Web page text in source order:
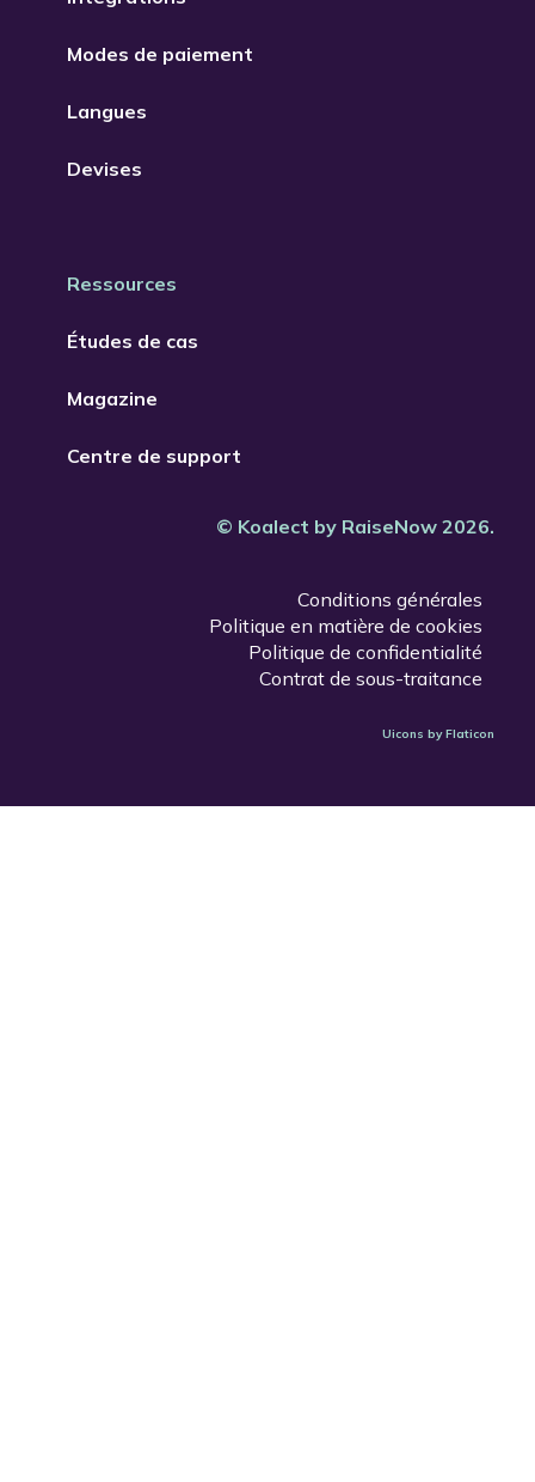
Modes de paiement
Langues
Devises
Ressources
Études de cas
Magazine
Centre de support
© Koalect by RaiseNow 2026.
Conditions générales
Politique en matière de cookies
Politique de confidentialité
Contrat de sous-traitance
Uicons by Flaticon